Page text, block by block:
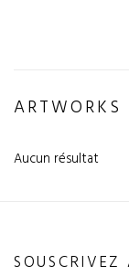
ARTWORKS
Aucun résultat
SOUSCRIVEZ